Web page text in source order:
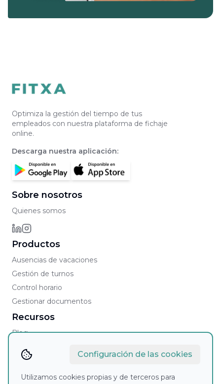
Optimiza la gestión del tiempo de tus
empleados con nuestra plataforma de fichaje
online.
Descarga nuestra aplicación:
Sobre nosotros
Quienes somos
Productos
Ausencias de vacaciones
Gestión de turnos
Control horario
Gestionar documentos
Recursos
Blog
Contacto
Contacto comercial
Configuración de las cookies
Utilizamos cookies propias y de terceros para